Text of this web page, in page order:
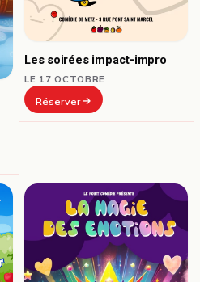
Les soirées impact-impro
LE 17 OCTOBRE
Réserver